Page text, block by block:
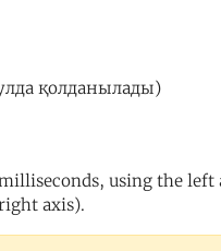
қолданылады)
using the left
axis).